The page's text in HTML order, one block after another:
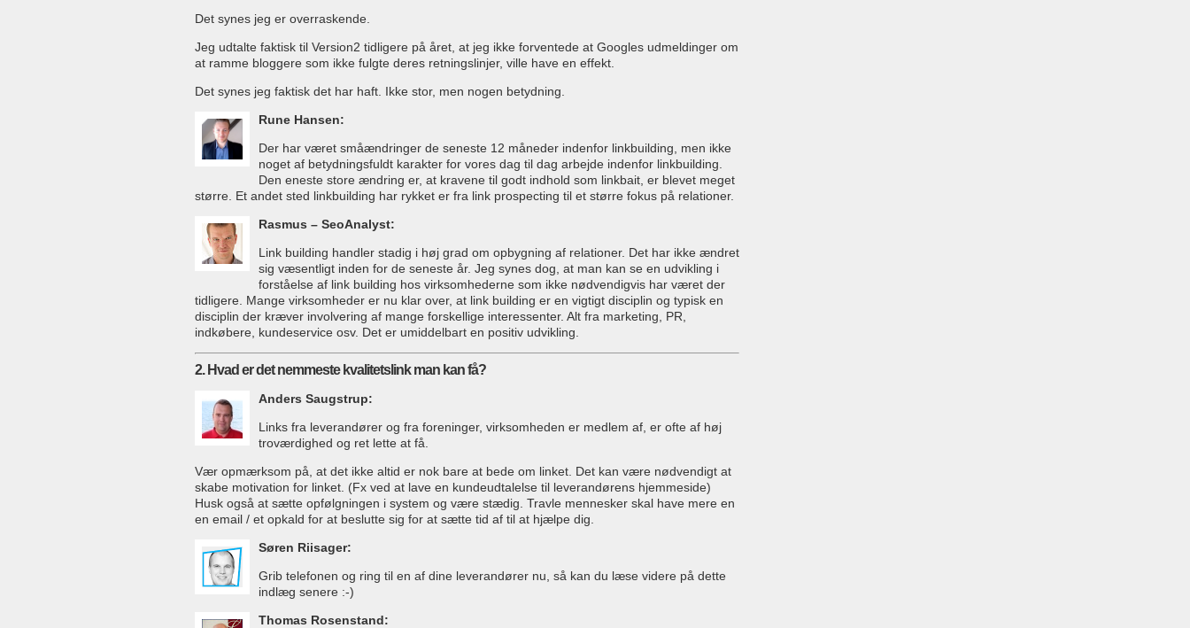
Det synes jeg er overraskende.
Jeg udtalte faktisk til Version2 tidligere på året, at jeg ikke forventede at Googles udmeldinger om
at ramme bloggere som ikke fulgte deres retningslinjer, ville have en effekt.
Det synes jeg faktisk det har haft. Ikke stor, men nogen betydning.
Rune Hansen:
Der har været småændringer de seneste 12 måneder indenfor linkbuilding, men ikke
noget af betydningsfuldt karakter for vores dag til dag arbejde indenfor linkbuilding.
Den eneste store ændring er, at kravene til godt indhold som linkbait, er blevet meget
større. Et andet sted linkbuilding har rykket er fra link prospecting til et større fokus på relationer.
Rasmus – SeoAnalyst:
Link building handler stadig i høj grad om opbygning af relationer. Det har ikke ændret
sig væsentligt inden for de seneste år. Jeg synes dog, at man kan se en udvikling i
forståelse af link building hos virksomhederne som ikke nødvendigvis har været der
tidligere. Mange virksomheder er nu klar over, at link building er en vigtigt disciplin og typisk en
disciplin der kræver involvering af mange forskellige interessenter. Alt fra marketing, PR,
indkøbere, kundeservice osv. Det er umiddelbart en positiv udvikling.
2. Hvad er det nemmeste kvalitetslink man kan få?
Anders Saugstrup:
Links fra leverandører og fra foreninger, virksomheden er medlem af, er ofte af høj
troværdighed og ret lette at få.
Vær opmærksom på, at det ikke altid er nok bare at bede om linket. Det kan være nødvendigt at
skabe motivation for linket. (Fx ved at lave en kundeudtalelse til leverandørens hjemmeside)
Husk også at sætte opfølgningen i system og være stædig. Travle mennesker skal have mere en
en email / et opkald for at beslutte sig for at sætte tid af til at hjælpe dig.
Søren Riisager:
Grib telefonen og ring til en af dine leverandører nu, så kan du læse videre på dette
indlæg senere :-)
Thomas Rosenstand: